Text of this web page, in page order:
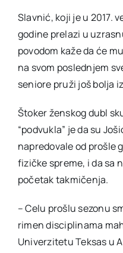
Slavnić, koji je u 2017.
godine prelazi u
povodom kaže da će
na svom poslednjem
seniore pruži još bolja
Štoker ženskog dubl
“podvukla” je da su
napredovale od prošle
fizičke spreme, i da sa
početak takmičenja.
– Celu prošlu sezonu
rimen disciplinama
Univerzitetu Teksas u